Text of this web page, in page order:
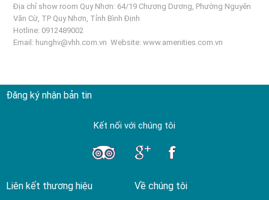
Địa chỉ show room Quy Nhơn: 64/19 Chương Dương, Phường Nguyên
Văn Cừ, TP Quy Nhơn, Tỉnh Bình Định
Hotline: 0912489002
Email: hunghv@vhh.com.vn Website:www.amenities.com.vn
Đăng ký nhận bản tin
Kết nối với chúng tôi
Liên kết thương hiệu Về chúng tôi